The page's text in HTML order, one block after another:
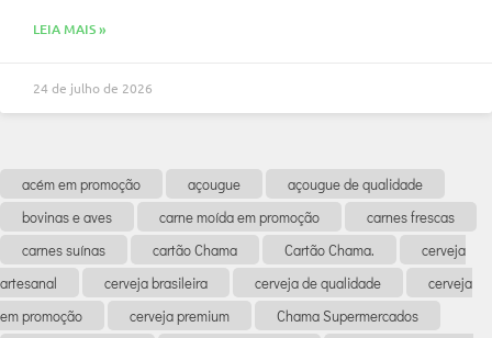
LEIA MAIS »
24 de julho de 2026
acém em promoção açougue
açougue de qualidade
bovinas e aves
carne moída em promoção
carnes frescas
carnes suínas
cartão Chama Cartão Chama.
cerveja
artesanal
cerveja brasileira cerveja de qualidade
cerveja
em promoção
cerveja premium
Chama Supermercados